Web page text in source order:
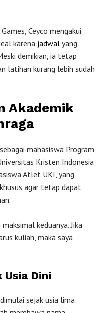
Ceyco mengakui
karena jadwal yang
demikian, ia tetap
latihan kurang lebih sudah
Akademik
mahasiswa Program
Kristen Indonesia
Atlet UKI, yang
agar tetap dapat
keduanya. Jika
kuliah, maka saya
Usia Dini
sejak usia lima